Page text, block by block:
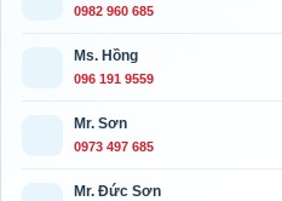
0982 960 685
Ms. Hồng
096 191 9559
Mr. Sơn
0973 497 685
Mr. Đức Sơn